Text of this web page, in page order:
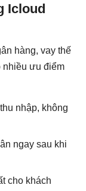
Icloud
hàng, vay thế
nhiều ưu điểm
nhập, không
ngay sau khi
cho khách